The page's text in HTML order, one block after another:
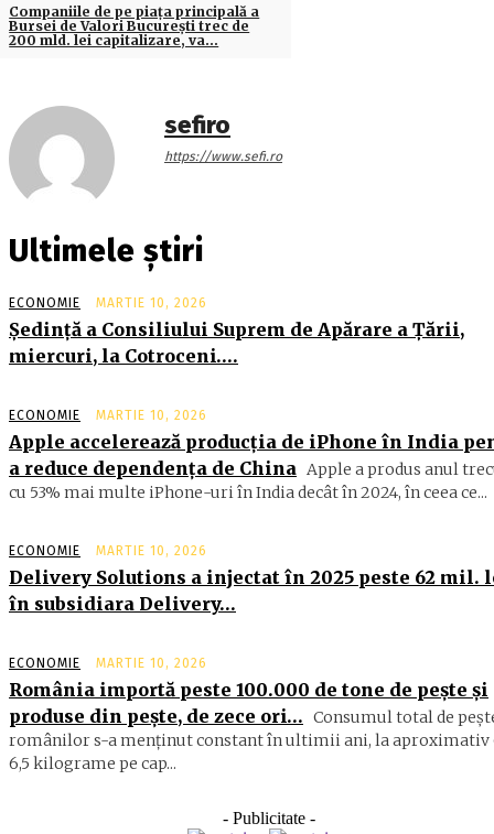
Companiile de pe piaţa principală a
Bursei de Valori Bucureşti trec de
200 mld. lei capitalizare, va…
sefiro
https://www.sefi.ro
Ultimele știri
ECONOMIE MARTIE 10, 2026
Şedinţă a Consiliului Suprem de Apărare a Ţării,
miercuri, la Cotroceni….
ECONOMIE MARTIE 10, 2026
Apple accelerează producția de iPhone în India
a reduce dependența de China Apple a produs anul
cu 53% mai multe iPhone-uri în India decât în 2024, în ceea ce...
ECONOMIE MARTIE 10, 2026
Delivery Solutions a injectat în 2025 peste 62 mil.
în subsidiara Delivery…
ECONOMIE MARTIE 10, 2026
România importă peste 100.000 de tone de peşte şi
produse din peşte, de zece ori… Consumul total de
ro­mâ­nilor s-a menţinut constant în ul­timii ani, la aproximativ
6,5 ki­lograme pe cap...
- Publicitate -